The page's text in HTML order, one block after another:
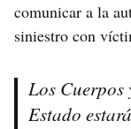
comunicar a la
siniestro con
Los Cuerpos
Estado